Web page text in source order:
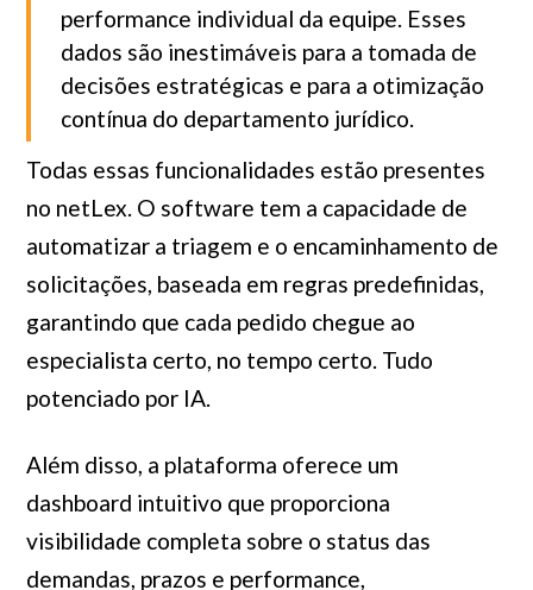
performance individual da equipe. Esses
dados são inestimáveis para a tomada de
decisões estratégicas e para a otimização
contínua do departamento jurídico.
Todas essas funcionalidades estão presentes
no netLex. O software tem a capacidade de
automatizar a triagem e o encaminhamento de
solicitações, baseada em regras predefinidas,
garantindo que cada pedido chegue ao
especialista certo, no tempo certo. Tudo
potenciado por IA.
Além disso, a plataforma oferece um
dashboard intuitivo que proporciona
visibilidade completa sobre o status das
demandas, prazos e performance,